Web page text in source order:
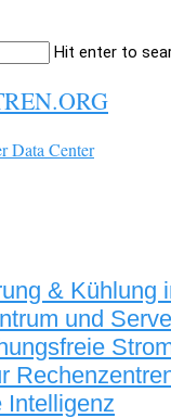
Hit enter to
Data Center
& Kühlung
und
Intelligenz